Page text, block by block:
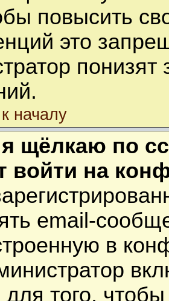
повысить
это
понизят
началу
я щёлкаю по
войти на
email-
в
того,